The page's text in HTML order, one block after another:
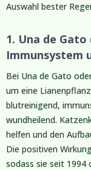
Auswahl bester
1. Una de
Immunsystem
Bei Una de Gato
um eine
blutreinigend,
wundheilend.
helfen und den
Die positiven
sodass sie seit 1994